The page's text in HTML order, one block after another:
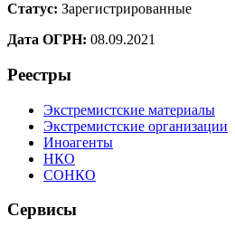
Статус: Зарегистрированные
Дата ОГРН: 08.09.2021
Реестры
Экстремистские материалы
Экстремистские организации
Иноагенты
НКО
СОНКО
Сервисы